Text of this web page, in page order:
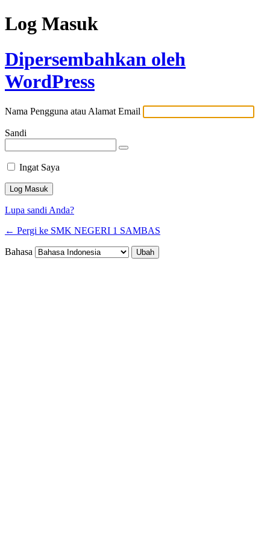
Log Masuk
Dipersembahkan oleh
WordPress
Nama Pengguna atau Alamat Email
Sandi
Ingat Saya
Lupa sandi Anda?
← Pergi ke SMK NEGERI 1 SAMBAS
Bahasa